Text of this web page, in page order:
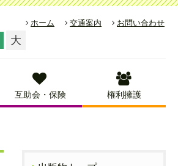
ホーム 交通案内 お問い合わせ
大
互助会・保険 権利擁護